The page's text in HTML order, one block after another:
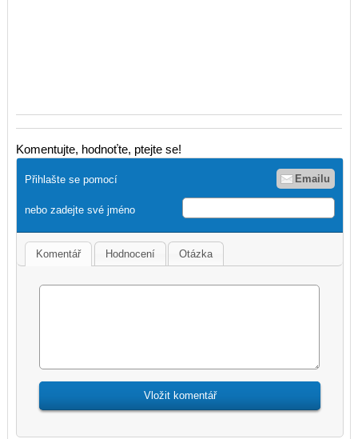
Komentujte, hodnoťte, ptejte se!
Přihlašte se pomocí Emailu
nebo zadejte své jméno
Komentář Hodnocení Otázka